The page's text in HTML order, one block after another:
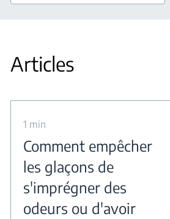
Articles
1 min
Comment empêcher
les glaçons de
s'imprégner des
odeurs ou d'avoir